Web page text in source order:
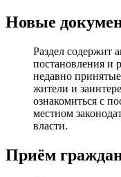
Новые
Раздел содержит
постановления и
недавно
жители и
ознакомиться с
местном
власти.
Приём